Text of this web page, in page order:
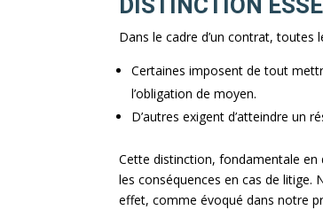
Dans le cadre d’un contrat, toutes
Certaines imposent de tout
l’obligation de moyen.
D’autres exigent d’atteindre un
Cette distinction, fondamentale
les conséquences en cas de litige.
effet, comme évoqué dans notre